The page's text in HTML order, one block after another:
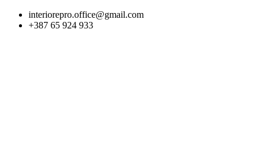
Skip
interiorepro.office@gmail.com
+387 65 924 933